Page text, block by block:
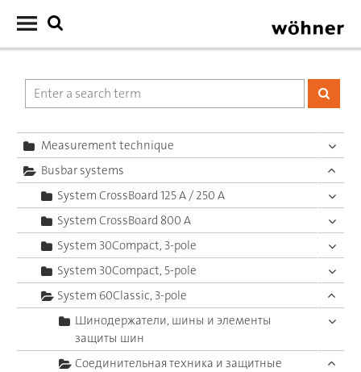
Measurement technique
Busbar systems
System CrossBoard 125 A / 250 A
System CrossBoard 800 A
System 30Compact, 3-pole
System 30Compact, 5-pole
System 60Classic, 3-pole
Шинодержатели, шины и элементы
защиты шин
Соединительная техника и защитные